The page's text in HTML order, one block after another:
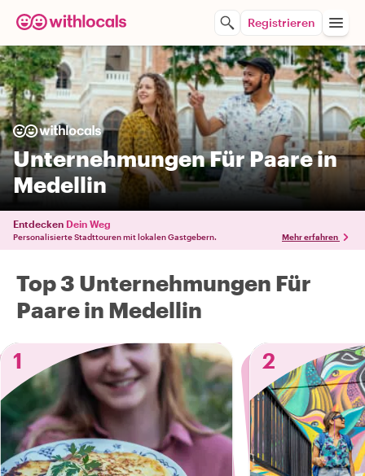
Registrieren
Unternehmungen Für Paare in
Medellin
Entdecken Dein Weg
Personalisierte Stadttouren mit lokalen Gastgebern. Mehr erfahren
Top 3 Unternehmungen Für
Paare in Medellin
1
2